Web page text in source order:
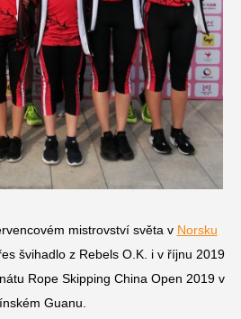
mistrovství světa v Norsku
švihadlo z Rebels O.K. i v říjnu 2019
Rope Skipping China Open 2019 v
Guanu.